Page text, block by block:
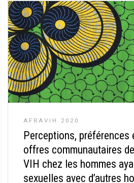
AFRAVIH 2020
Perceptions, préférences
offres communautaires
VIH chez les hommes
sexuelles avec d’autres